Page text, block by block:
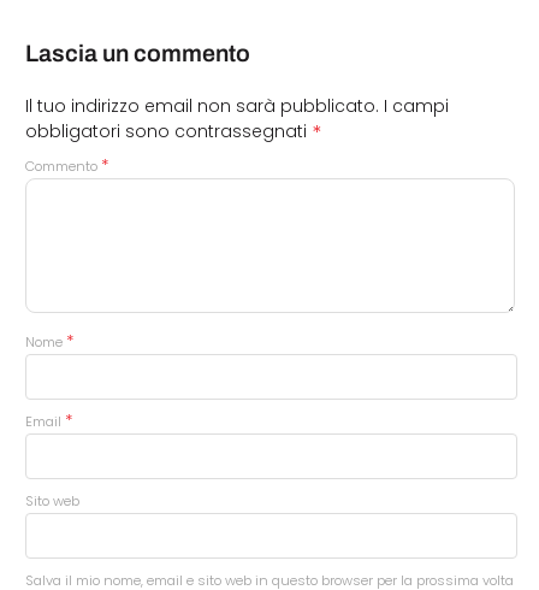
Lascia un commento
Il tuo indirizzo email non sarà pubblicato. I campi
obbligatori sono contrassegnati *
Commento *
Nome *
Email *
Sito web
Salva il mio nome, email e sito web in questo browser per la prossima volta